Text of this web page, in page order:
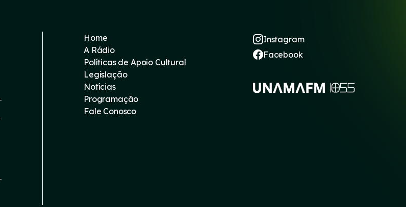
Home
A Rádio
Políticas de Apoio Cultural
Legislação
Notícias
Programação
Fale Conosco
Instagram
Facebook